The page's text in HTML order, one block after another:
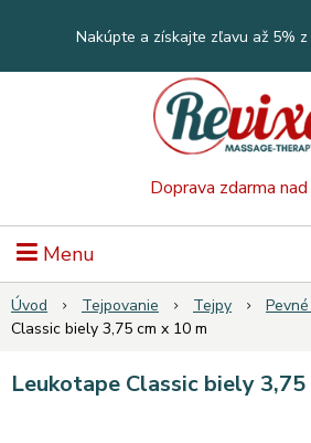
Doprava zdarma
Nakúpte a získajte zľavu až 5%
Menu
Úvod Tejpovanie Tejpy
Classic biely 3,75 cm x 10 m
Leukotape Classic biely 3,75